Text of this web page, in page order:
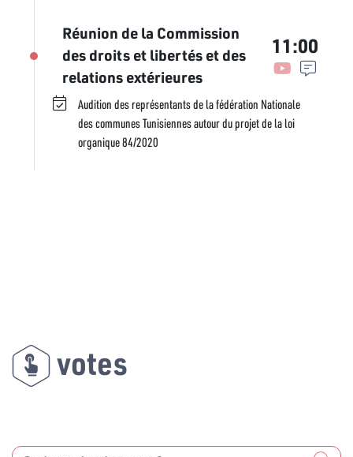
Réunion de la Commission
des droits et libertés et des
relations extérieures
11:00
Audition des représentants de la fédération Nationale
des communes Tunisiennes autour du projet de la loi
organique 84/2020
votes